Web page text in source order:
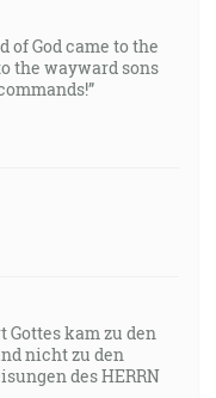
of God came to the
the wayward sons
Gottes kam zu den
nicht zu den
des HERRN